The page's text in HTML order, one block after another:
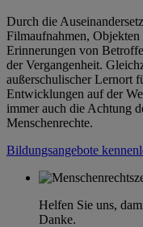
Durch die
Filmaufnahmen,
Erinnerungen von
der Vergangenheit.
außerschulischer Lernort
Entwicklungen auf der
immer auch die Achtung
Menschenrechte.
Bildungsangebote
Helfen Sie uns,
Danke.